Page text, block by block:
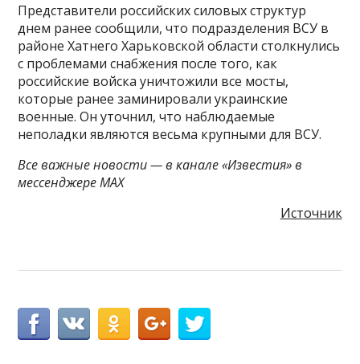
Представители российских силовых структур
днем ранее сообщили, что подразделения ВСУ в
районе Хатнего Харьковской области столкнулись
с проблемами снабжения после того, как
российские войска уничтожили все мосты,
которые ранее заминировали украинские
военные. Он уточнил, что наблюдаемые
неполадки являются весьма крупными для ВСУ.
Все важные новости— в канале «Известия» в
мессенджереМАХ
Источник